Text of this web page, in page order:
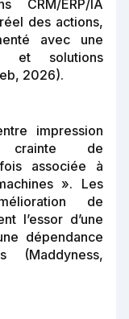
CRM/ERP/IA
des actions,
avec une
et solutions
2026).
impression
crainte de
associée à
». Les
de
l’essor d’une
dépendance
(Maddyness,